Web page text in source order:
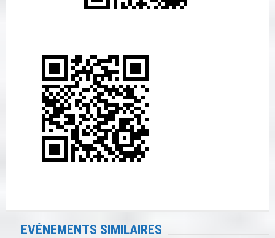
EVÉNEMENTS SIMILAIRES